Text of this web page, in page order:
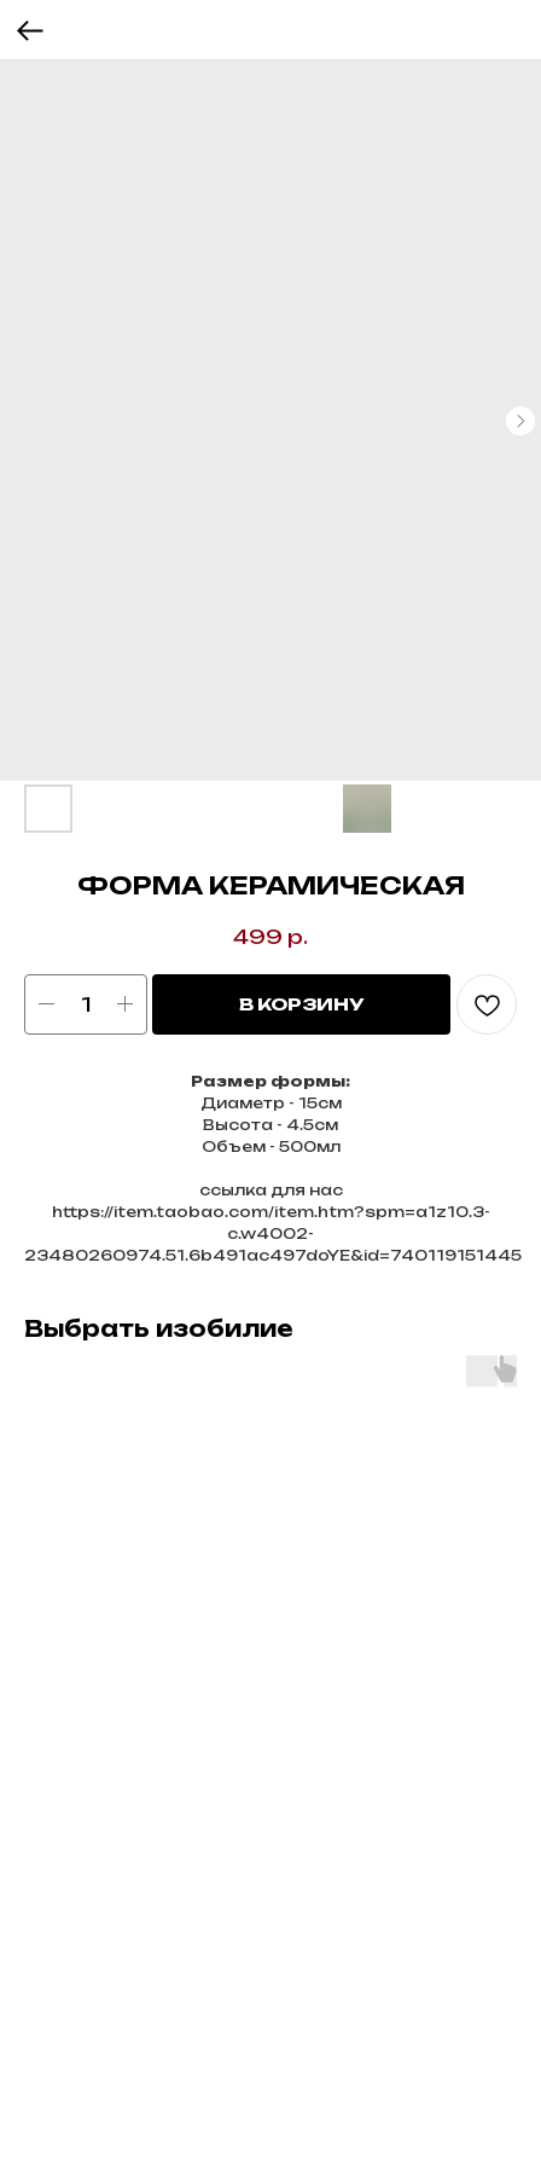
ФОРМА КЕРАМИЧЕСКАЯ
499 р.
В КОРЗИНУ
Размер формы:
Диаметр - 15см
Высота - 4.5см
Объем - 500мл
ссылка для нас
https://item.taobao.com/item.htm?spm=a1z10.3-
c.w4002-
23480260974.51.6b491ac497doYE&id=740119151445
Выбрать изобилие